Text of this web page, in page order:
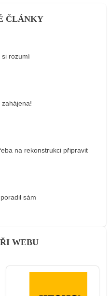
ČLÁNKY
si rozumí
na rekonstrukci připravit
sám
WEBU